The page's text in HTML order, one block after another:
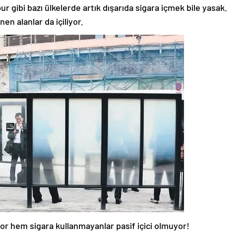
gibi bazı ülkelerde artık dışarıda sigara içmek bile yasak.
alanlar da içiliyor.
hem sigara kullanmayanlar pasif içici olmuyor!